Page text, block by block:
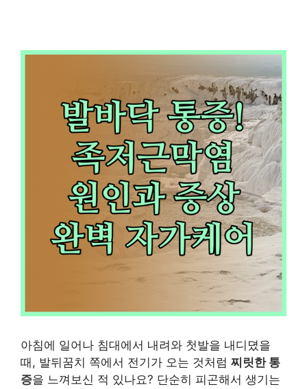
아침에 일어나 침대에서 내려와 첫발을 내디뎠을
때, 발뒤꿈치 쪽에서 전기가 오는 것처럼 찌릿한 통
증을 느껴보신 적 있나요? 단순히 피곤해서 생기는